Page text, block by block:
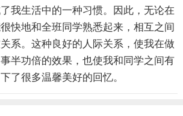
我生活中的一种习惯。因此，无论在
快地和全班同学熟悉起来，相互之间
系。这种良好的人际关系，使我在做
半功倍的效果，也使我和同学之间有
了很多温馨美好的回忆。